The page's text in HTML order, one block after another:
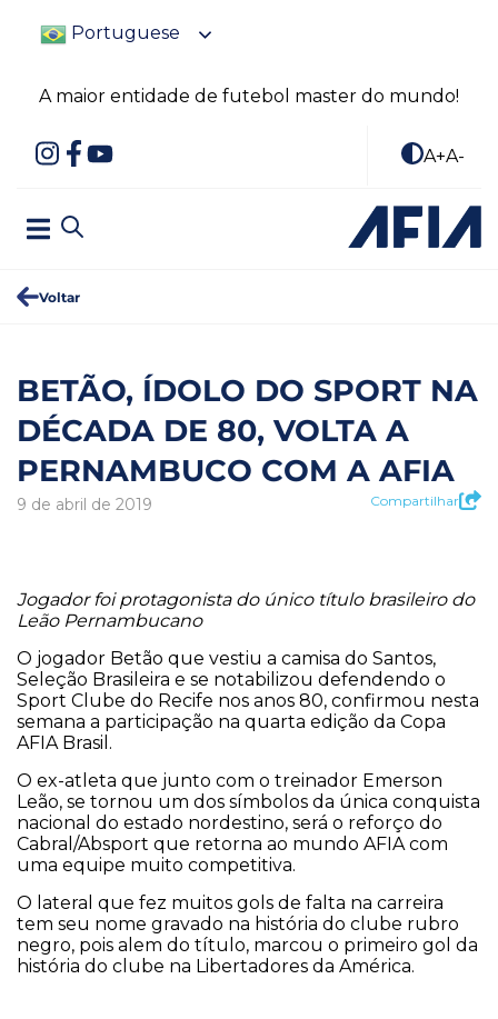
Portuguese
A maior entidade de futebol master do mundo!
A+A-
Voltar
BETÃO, ÍDOLO DO SPORT NA
DÉCADA DE 80, VOLTA A
PERNAMBUCO COM A AFIA
9 de abril de 2019 Compartilhar
Jogador foi protagonista do único título brasileiro do
Leão Pernambucano
O jogador Betão que vestiu a camisa do Santos,
Seleção Brasileira e se notabilizou defendendo o
Sport Clube do Recife nos anos 80, confirmou nesta
semana a participação na quarta edição da Copa
AFIA Brasil.
O ex-atleta que junto com o treinador Emerson
Leão, se tornou um dos símbolos da única conquista
nacional do estado nordestino, será o reforço do
Cabral/Absport que retorna ao mundo AFIA com
uma equipe muito competitiva.
O lateral que fez muitos gols de falta na carreira
tem seu nome gravado na história do clube rubro
negro, pois alem do título, marcou o primeiro gol da
história do clube na Libertadores da América.